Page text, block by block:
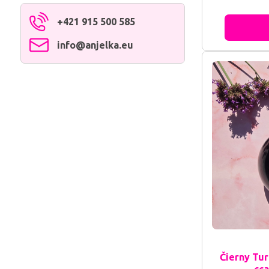
šalvie a
Čierny
+421 915 500 585
info​@anjelka​.eu